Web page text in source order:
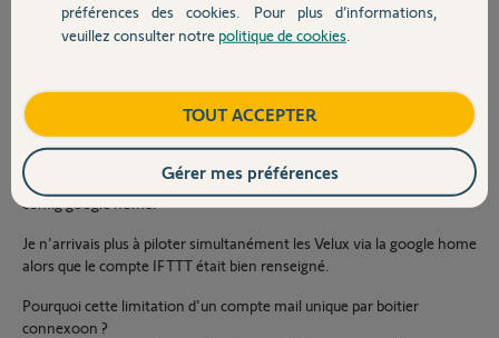
Contact
boitier Connexoon, on est OBLIGE de créer un mail juste pour
pouvoir utiliser la box Connexoon ?)
-la box connexoon en ACCESS avec un mail1@gmail.com et -l'autre
box connexoon en mode WINDOW avec un autre mail2@gmail.com.
Début novembre, suite à une mise à jour de je ne sais quoi ( Google
Home, IFTTT ou Somfy) l'un des deux comptes IFTTT a sauté de la
config google home.
Je n'arrivais plus à piloter simultanément les Velux via la google home
alors que le compte IFTTT était bien renseigné.
Pourquoi cette limitation d'un compte mail unique par boitier
connexoon ?
préférences des cookies. Pour plus d’informations,
veuillez consulter notre politique de cookies
TOUT ACCEPTER
Gérer mes préférences